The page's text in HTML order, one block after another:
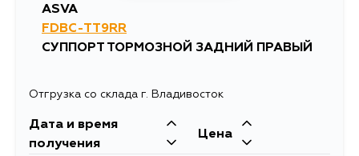
ASVA
FDBC-TT9RR
СУППОРТ ТОРМОЗНОЙ ЗАДНИЙ ПРАВЫЙ
Отгрузка со склада г. Владивосток
Дата и время
получения
Цена